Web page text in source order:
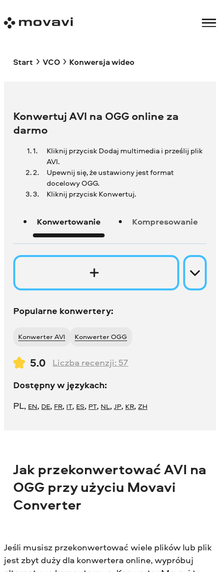
Start VCO Konwersja wideo
Konwertuj AVI na OGG online za
darmo
Kliknij przycisk Dodaj multimedia i prześlij plik
AVI.
Upewnij się, że ustawiony jest format
docelowy OGG.
Kliknij przycisk Konwertuj.
Konwertowanie Kompresowanie
Popularne konwertery:
Konwerter AVI Konwerter OGG
5.0 Liczba recenzji: 57
Dostępny w językach:
PL, EN, DE, FR, IT, ES, PT, NL,JP, KR,ZH
Jak przekonwertować AVI na
OGG przy użyciu Movavi
Converter
Jeśli musisz przekonwertować wiele plików lub plik
jest zbyt duży dla konwertera online, wypróbuj